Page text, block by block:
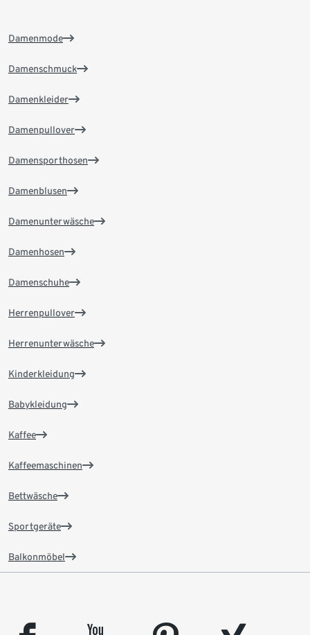
Damenmode
Damenschmuck
Damenkleider
Damenpullover
Damensporthosen
Damenblusen
Damenunterwäsche
Damenhosen
Damenschuhe
Herrenpullover
Herrenunterwäsche
Kinderkleidung
Babykleidung
Kaffee
Kaffeemaschinen
Bettwäsche
Sportgeräte
Balkonmöbel